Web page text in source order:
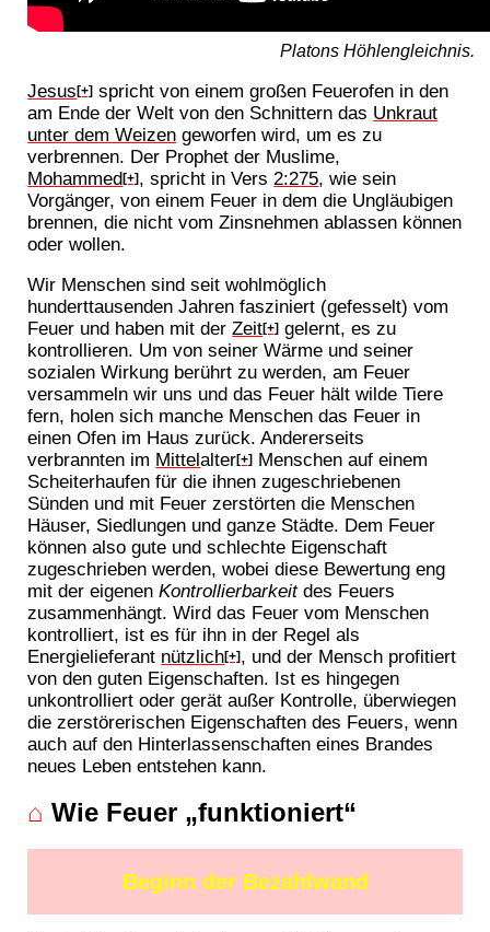
Platons Höhlengleichnis.
Jesus[+] spricht von einem großen Feuerofen in den
am Ende der Welt von den Schnittern das Unkraut
unter dem Weizen geworfen wird, um es zu
verbrennen. Der Prophet der Muslime,
Mohammed[+], spricht in Vers 2:275, wie sein
Vorgänger, von einem Feuer in dem die Ungläubigen
brennen, die nicht vom Zinsnehmen ablassen können
oder wollen.
Wir Menschen sind seit wohlmöglich
hunderttausenden Jahren fasziniert (gefesselt) vom
Feuer und haben mit derZeit[+] gelernt, es zu
kontrollieren. Um von seiner Wärme und seiner
sozialen Wirkung berührt zu werden, am Feuer
versammeln wir uns und das Feuer hält wilde Tiere
fern, holen sich manche Menschen das Feuer in
einen Ofen im Haus zurück. Andererseits
verbrannten im Mittelalter[+] Menschen auf einem
Scheiterhaufen für die ihnen zugeschriebenen
Sünden und mit Feuer zerstörten die Menschen
Häuser, Siedlungen und ganze Städte. Dem Feuer
können also gute und schlechte Eigenschaft
zugeschrieben werden, wobei diese Bewertung eng
mit der eigenenKontrollierbarkeitdes Feuers
zusammenhängt. Wird das Feuer vom Menschen
kontrolliert, ist es für ihn in der Regel als
Energielieferant nützlich[+] , und der Mensch profitiert
von den guten Eigenschaften. Ist es hingegen
unkontrolliert oder gerät außer Kontrolle, überwiegen
die zerstörerischen Eigenschaften des Feuers, wenn
auch auf den Hinterlassenschaften eines Brandes
neues Leben entstehen kann.
⌂ Wie Feuer „funktioniert“
Beginn der Bezahlwand